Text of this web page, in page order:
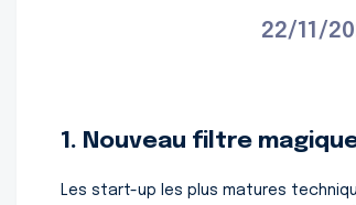
22/11/
1. Nouveau filtre
Les start-up les plus matures